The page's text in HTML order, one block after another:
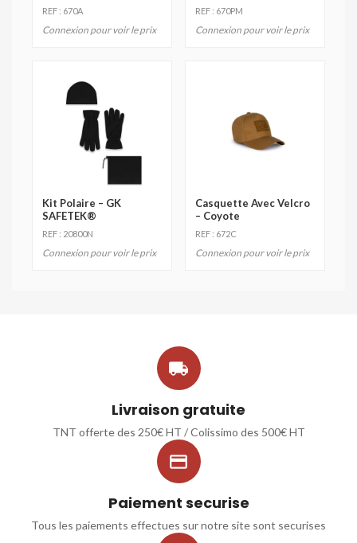
REF : 670A
Connexion pour voir le prix
REF : 670PM
Connexion pour voir le prix
Kit Polaire – GK
SAFETEK®
REF : 20800N
Connexion pour voir le prix
Casquette Avec Velcro
– Coyote
REF : 672C
Connexion pour voir le prix

Livraison gratuite
TNT offerte des 250€ HT / Colissimo des 500€ HT

Paiement securise
Tous les paiements effectues sur notre site sont securises